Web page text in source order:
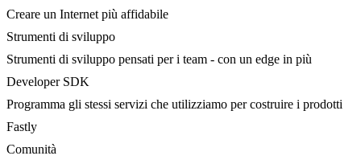
Creare un Internet più affidabile
Strumenti di sviluppo
Strumenti di sviluppo pensati per i team - con un edge in più
Developer SDK
Programma gli stessi servizi che utilizziamo per costruire i prodotti
Fastly
Comunità